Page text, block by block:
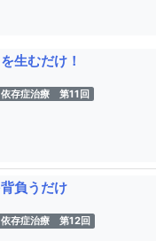
生むだけ！
依存症治療 第11回
負うだけ
依存症治療 第12回